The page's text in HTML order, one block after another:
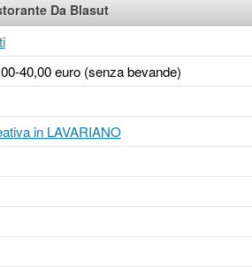
Da Blasut
40,00 euro (senza bevande)
in LAVARIANO